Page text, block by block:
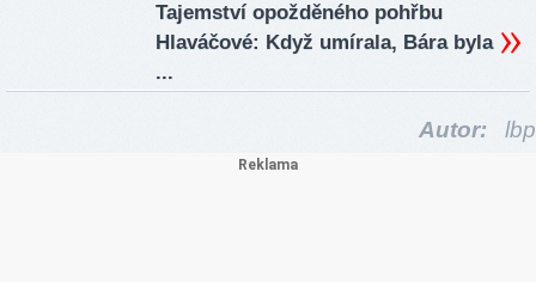
Tajemství opožděného pohřbu
Hlaváčové: Když umírala, Bára byla
...
Autor: lbp